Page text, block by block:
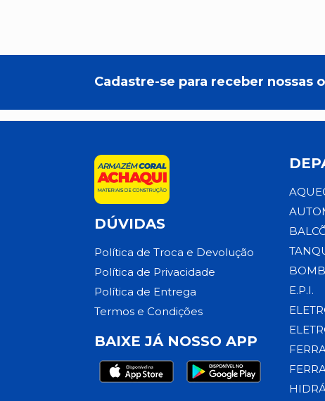
Cadastre-se para receber nossas
DÚVIDAS
Política de Troca e Devolução
Política de Privacidade
Política de Entrega
Termos e Condições
BAIXE JÁ NOSSO APP
E.P.I.